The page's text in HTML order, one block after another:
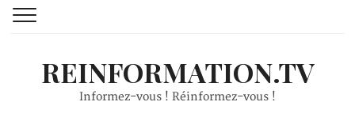
REINFORMATION.TV
Informez-vous ! Réinformez-vous !